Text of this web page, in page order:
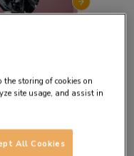
aici
the storing of cookies on
site usage, and assist in
All Cookies